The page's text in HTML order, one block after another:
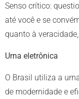
Senso crítico:
até você e se
quanto à veracidade,
Urna eletrônica
O Brasil utiliza a
de modernidade e